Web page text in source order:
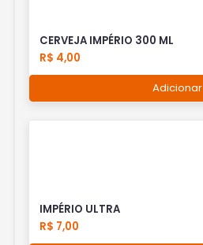
CERVEJA IMPÉRIO 300 ML
R$ 4,00
Adicionar
IMPÉRIO ULTRA
R$ 7,00